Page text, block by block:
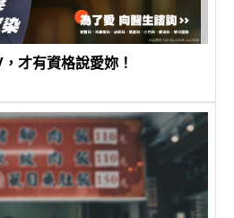
才有資格說愛妳！